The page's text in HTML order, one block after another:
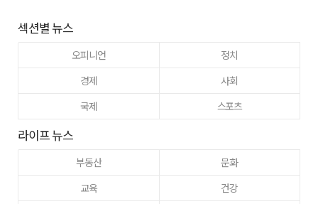
섹션별 뉴스
오피니언
정치
경제
사회
국제
스포츠
라이프 뉴스
부동산
문화
교육
건강